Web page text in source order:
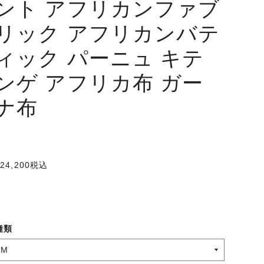
ト アフリカンファブ
ック アフリカンバテ
ック パーニュ キテ
ゲ アフリカ布 ガー
布
税込
類